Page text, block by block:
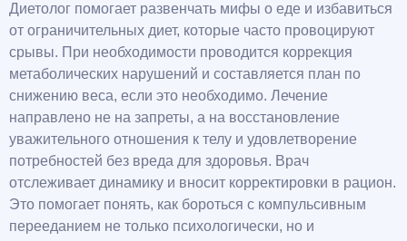
Диетолог помогает развенчать мифы о еде и избавиться
от ограничительных диет, которые часто провоцируют
срывы. При необходимости проводится коррекция
метаболических нарушений и составляется план по
снижению веса, если это необходимо. Лечение
направлено не на запреты, а на восстановление
уважительного отношения к телу и удовлетворение
потребностей без вреда для здоровья. Врач
отслеживает динамику и вносит корректировки в рацион.
Это помогает понять, как бороться с компульсивным
перееданием не только психологически, но и